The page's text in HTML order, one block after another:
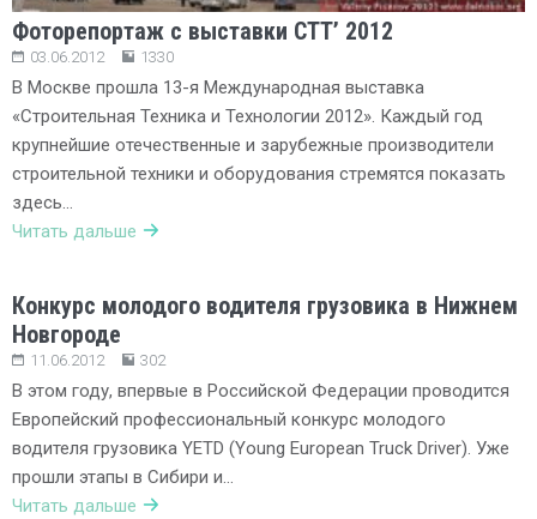
Фоторепортаж с выставки СТТ’ 2012
03.06.2012 1330
В Москве прошла 13-я Международная выставка
«Строительная Техника и Технологии 2012». Каждый год
крупнейшие отечественные и зарубежные производители
строительной техники и оборудования стремятся показать
здесь…
Читать дальше
Конкурс молодого водителя грузовика в Нижнем
Новгороде
11.06.2012 302
В этом году, впервые в Российской Федерации проводится
Европейский профессиональный конкурс молодого
водителя грузовика YETD (Young European Truck Driver). Уже
прошли этапы в Сибири и…
Читать дальше